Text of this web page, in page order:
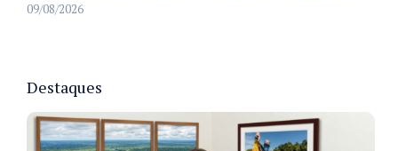
09/08/2026
Destaques